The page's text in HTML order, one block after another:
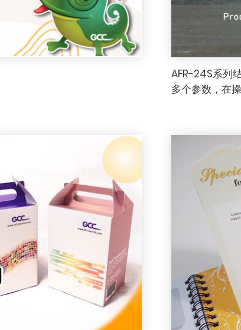
AFR-24S系列
多个参数，在